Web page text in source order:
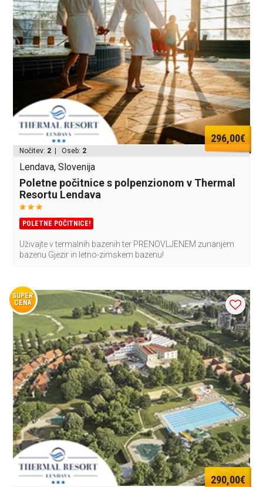
296,00€
Nočitev: 2 | Oseb: 2
Lendava, Slovenija
Poletne počitnice s polpenzionom v Thermal
Resortu Lendava
POLETNE POČITNICE!
Uživajte v termalnih bazenih ter PRENOVLJENEM zunanjem
bazenu Gjezir in letno-zimskem bazenu!
SUPER
CENA
290,00€